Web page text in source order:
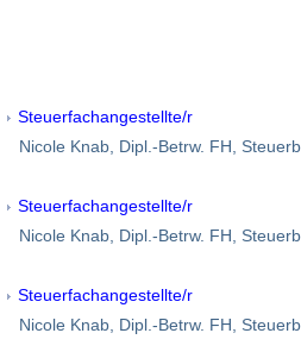
Steuerfachangestellte/r
Nicole Knab, Dipl.-Betrw. FH,
Steuerfachangestellte/r
Nicole Knab, Dipl.-Betrw. FH,
Steuerfachangestellte/r
Nicole Knab, Dipl.-Betrw. FH,